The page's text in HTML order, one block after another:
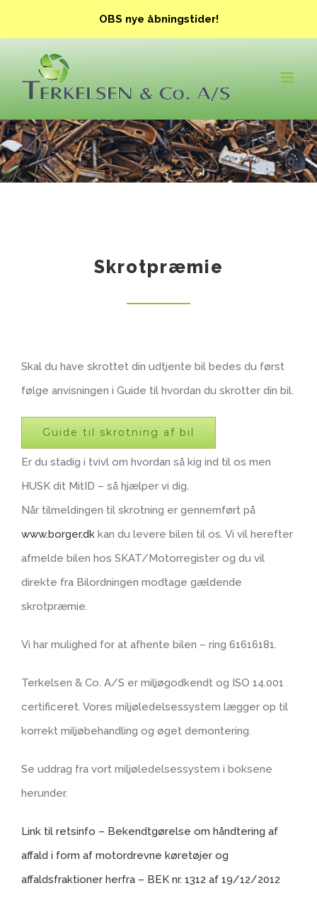
to
OBS nye åbningstider!
Skrotpræmie
Skal du have skrottet din udtjente bil bedes du først
følge anvisningen i Guide til hvordan du skrotter din bil.
Guide til skrotning af bil
Er du stadig i tvivl om hvordan så kig ind til os men
HUSK dit MitID – så hjælper vi dig.
Når tilmeldingen til skrotning er gennemført på
www.borger.dk kan du levere bilen til os. Vi vil herefter
afmelde bilen hos SKAT/Motorregister og du vil
direkte fra Bilordningen modtage gældende
skrotpræmie.
Vi har mulighed for at afhente bilen – ring 61616181.
Terkelsen & Co. A/S er miljøgodkendt og ISO 14.001
certificeret. Vores miljøledelsessystem lægger op til
korrekt miljøbehandling og øget demontering.
Se uddrag fra vort miljøledelsessystem i boksene
herunder.
Link til retsinfo – Bekendtgørelse om håndtering af
affald i form af motordrevne køretøjer og
affaldsfraktioner herfra – BEK nr. 1312 af 19/12/2012